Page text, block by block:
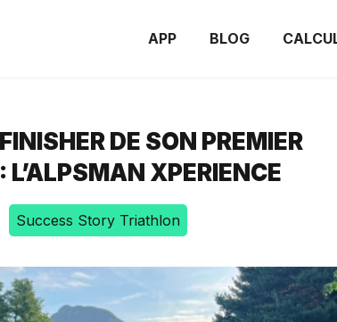
APP BLOG
DE SON PREMIER
L’ALPSMAN XPERIENCE
Success Story Triathlon